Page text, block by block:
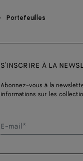
Portefeuilles
S'INSCRIRE À LA
Abonnez-vous à la
informations sur les
E-mail*